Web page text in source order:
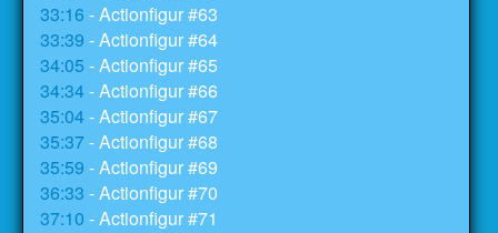
33:16 - Actionfigur #63
33:39 - Actionfigur #64
34:05 - Actionfigur #65
34:34- Actionfigur #66
35:04- Actionfigur #67
35:37- Actionfigur #68
35:59 - Actionfigur #69
36:33 - Actionfigur #70
37:10 - Actionfigur #71